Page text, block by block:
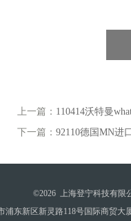
上一篇： 110414沃特曼
下一篇： 92110德国MN进
©2026 上海登宁科技有限
浦东新区新灵路118号国际商贸大